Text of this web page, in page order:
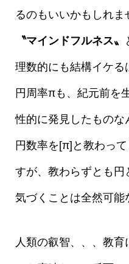
るのもいいかもしれま
〝マインドフルネス〟
理数的にも結構イケる
円周率πも、紀元前を
性的に発見したものな
円数率を[π]と教わっ
すが、教わらずとも
気づくことは全然可能
人類の叡智、、、教